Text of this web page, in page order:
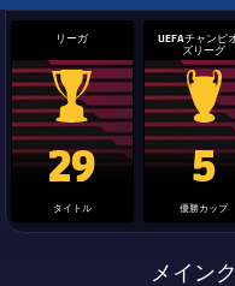
リーガ
La Liga trophy
29
タイトル
UEFAチャンピ
ズリーグ
5
優勝カップ
メイン